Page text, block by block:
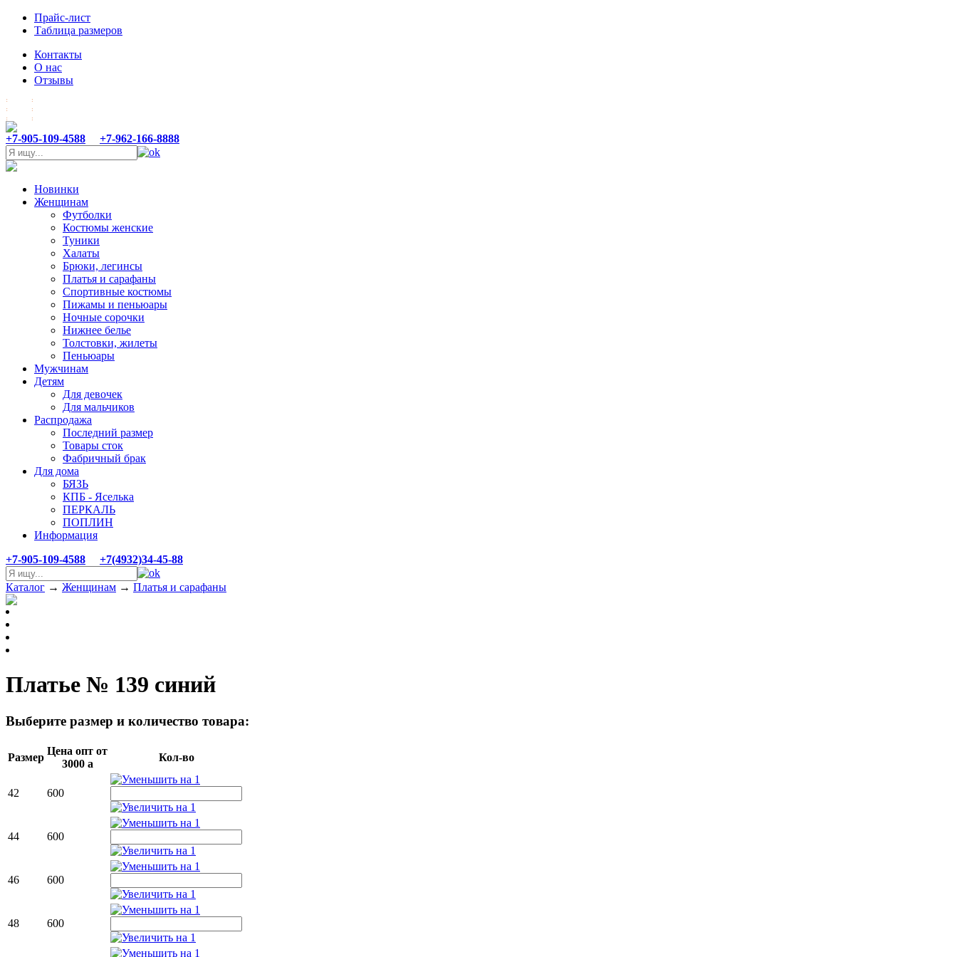
Прайс-лист
Таблица размеров
Контакты
О нас
Отзывы
+7-905-109-4588 +7-962-166-8888
Новинки
Женщинам
Футболки
Костюмы женские
Туники
Халаты
Брюки, легинсы
Платья и сарафаны
Спортивные костюмы
Пижамы и пеньюары
Ночные сорочки
Нижнее белье
Толстовки, жилеты
Пеньюары
Мужчинам
Детям
Для девочек
Для мальчиков
Распродажа
Последний размер
Товары сток
Фабричный брак
Для дома
БЯЗЬ
КПБ - Яселька
ПЕРКАЛЬ
ПОПЛИН
Информация
+7-905-109-4588
+7(4932)34-45-88
Каталог → Женщинам → Платья и сарафаны
Платье № 139 синий
Выберите размер и количество товара:
Размер
Цена опт от
3000 a
Кол-во
42 600
44 600
46 600
48 600